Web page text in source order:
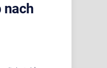
nach